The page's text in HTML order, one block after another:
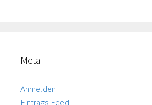
Meta
Anmelden
Eintrags-Feed